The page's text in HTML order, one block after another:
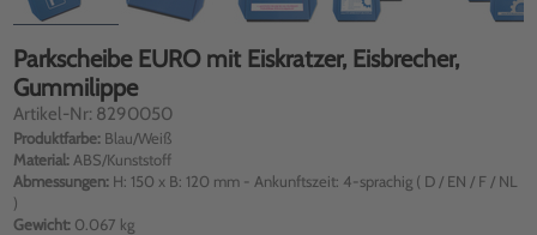
Parkscheibe EURO mit Eiskratzer, Eisbrecher,
Gummilippe
Artikel-Nr: 8290050
Produktfarbe: Blau/Weiß
Material: ABS/Kunststoff
Abmessungen: H: 150 x B: 120 mm - Ankunftszeit: 4-sprachig ( D / EN / F / NL
)
Gewicht: 0.067 kg